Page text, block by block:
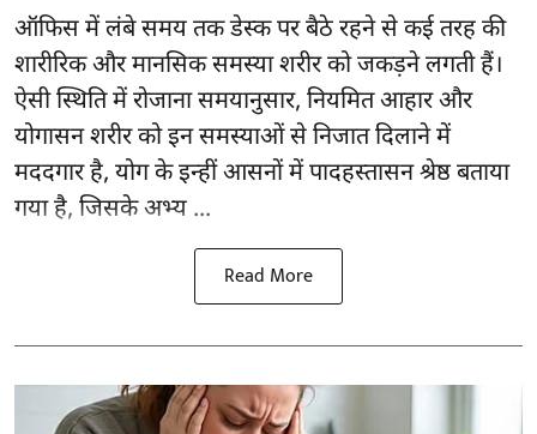
ऑफिस में लंबे समय तक डेस्क पर बैठे रहने से कई तरह की
शारीरिक और मानसिक समस्या शरीर को जकड़ने लगती हैं।
ऐसी स्थिति में रोजाना समयानुसार, नियमित आहार और
योगासनशरीर को इन समस्याओं से निजात दिलाने में
मददगार है, योग के इन्हीं आसनों में पादहस्तासन श्रेष्ठ बताया
गया है, जिसके अभ्य ...
Read More